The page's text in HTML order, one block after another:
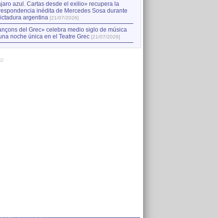
azul. Cartas desde el exilio» recupera la
inédita de Mercedes Sosa durante
argentina [21/07/2026]
del Grec» celebra medio siglo de música
noche única en el Teatre Grec [21/07/2026]